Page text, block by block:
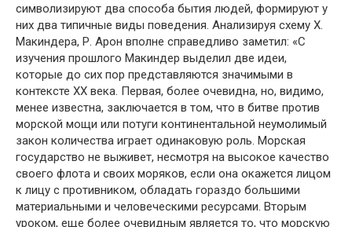
символизируют два способа бытия людей, формируют у
них два типичные виды поведения. Анализируя схему X.
Макиндера, Р. Арон вполне справедливо заметил: «С
изучения прошлого Макиндер выделил две идеи,
которые до сих пор представляются значимыми в
контексте XX века. Первая, более очевидна, но, видимо,
менее известна, заключается в том, что в битве против
морской мощи или потуги континентальной неумолимый
закон количества играет одинаковую роль. Морская
государство не выживет, несмотря на высокое качество
своего флота и своих моряков, если она окажется лицом
к лицу с противником, обладать гораздо большими
материальными и человеческими ресурсами. Вторым
уроком, еще более очевидным является то, что морскую